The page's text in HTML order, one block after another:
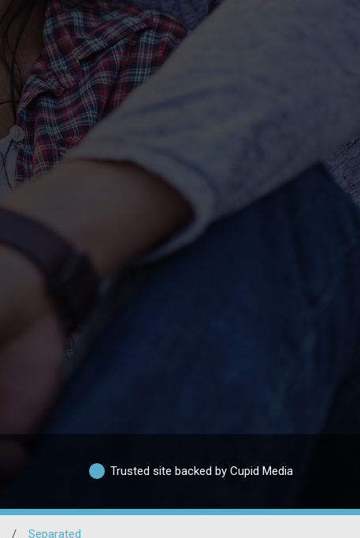
Trusted site backed by Cupid Media
/ Separated